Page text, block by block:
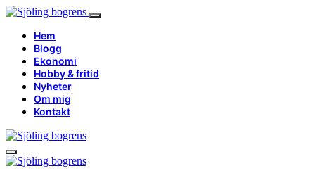
Hem
Blogg
Ekonomi
Hobby & fritid
Nyheter
Om mig
Kontakt